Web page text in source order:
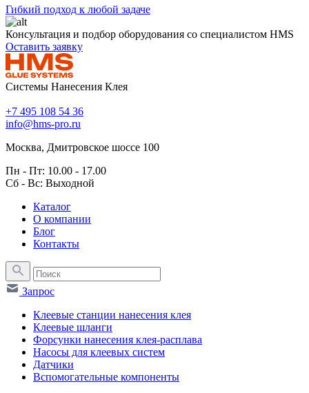
Гибкий подход к любой задаче
Консультация и подбор оборудования со специалистом HMS
Оставить заявку
Системы Нанесения Клея
+7 495 108 54 36
info@hms-pro.ru
Москва, Дмитровское шоссе 100
Пн - Пт: 10.00 - 17.00
Сб - Вс: Выходной
Каталог
О компании
Блог
Контакты
Запрос
Клеевые станции нанесения клея
Клеевые шланги
Форсунки нанесения клея-расплава
Насосы для клеевых систем
Датчики
Вспомогательные компоненты